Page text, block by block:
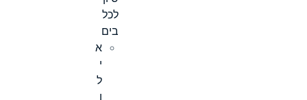
לכל
בים
א
י
ל